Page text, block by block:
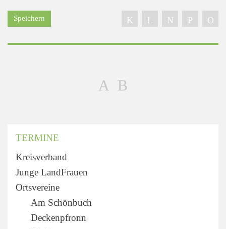
Speichern
TERMINE
Kreisverband
Junge LandFrauen
Ortsvereine
Am Schönbuch
Deckenpfronn